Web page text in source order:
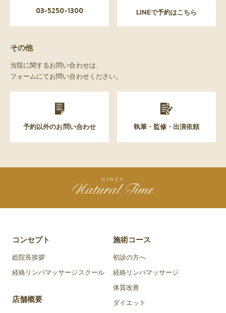
03-5250-1300 LINEで予約はこちら
その他
当院に関するお問い合わせは、
フォームにてお問い合わせください。
予約以外のお問い合わせ 執筆・監修・出演依頼
コンセプト
総院長挨拶
経絡リンパマッサージスクール
店舗概要
施術コース
初診の方へ
経絡リンパマッサージ
体質改善
ダイエット